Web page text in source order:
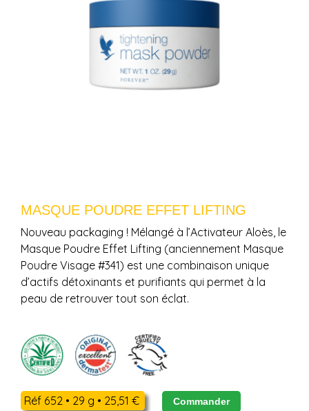
MASQUE POUDRE EFFET LIFTING
Nouveau packaging ! Mélangé à l’Activateur Aloès, le
Masque Poudre Effet Lifting (anciennement Masque
Poudre Visage #341) est une combinaison unique
d’actifs détoxinants et purifiants qui permet à la
peau de retrouver tout son éclat.
Réf 652 • 29 g • 25,51 € Commander